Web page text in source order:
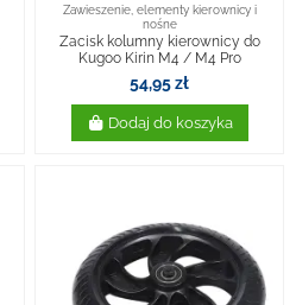
Zawieszenie, elementy kierownicy i
nośne
Zacisk kolumny kierownicy do
Kugoo Kirin M4 / M4 Pro
54,95 zł
Dodaj do koszyka